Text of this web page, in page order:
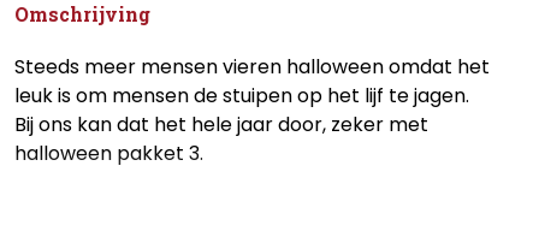
Omschrijving
Steeds meer mensen vieren halloween omdat het
leuk is om mensen de stuipen op het lijf te jagen.
Bij ons kan dat het hele jaar door, zeker met
halloween pakket 3.